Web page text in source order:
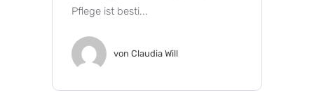
Pflege ist besti...
von Claudia Will